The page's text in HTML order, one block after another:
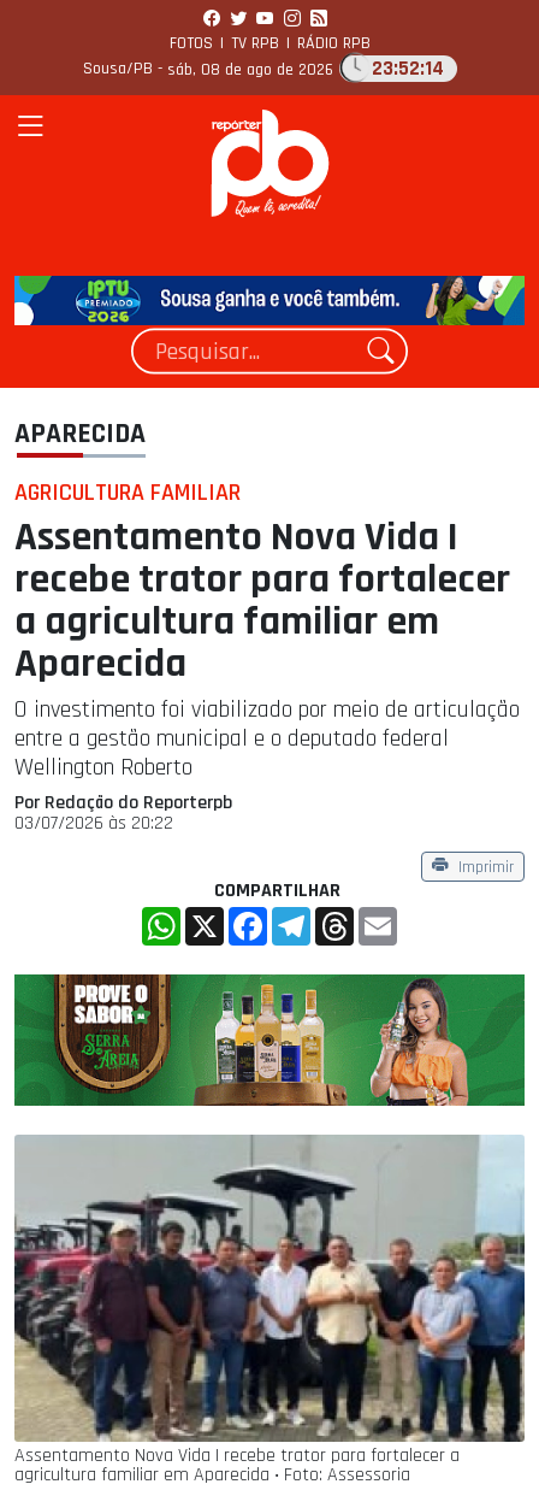
FOTOS | TV RPB | RÁDIO RPB
Sousa/PB - sáb, 08 de ago de 2026 23:52:15
APARECIDA
AGRICULTURA FAMILIAR
Assentamento Nova Vida I
recebe trator para fortalecer
a agricultura familiar em
Aparecida
O investimento foi viabilizado por meio de articulação
entre a gestão municipal e o deputado federal
Wellington Roberto
Por Redação do Reporterpb
03/07/2026 às 20:22
Imprimir
COMPARTILHAR
WhatsApp
X FacebookTelegramThreads
Assentamento Nova Vida I recebe trator para fortalecer a
agricultura familiar em Aparecida ‧ Foto: Assessoria